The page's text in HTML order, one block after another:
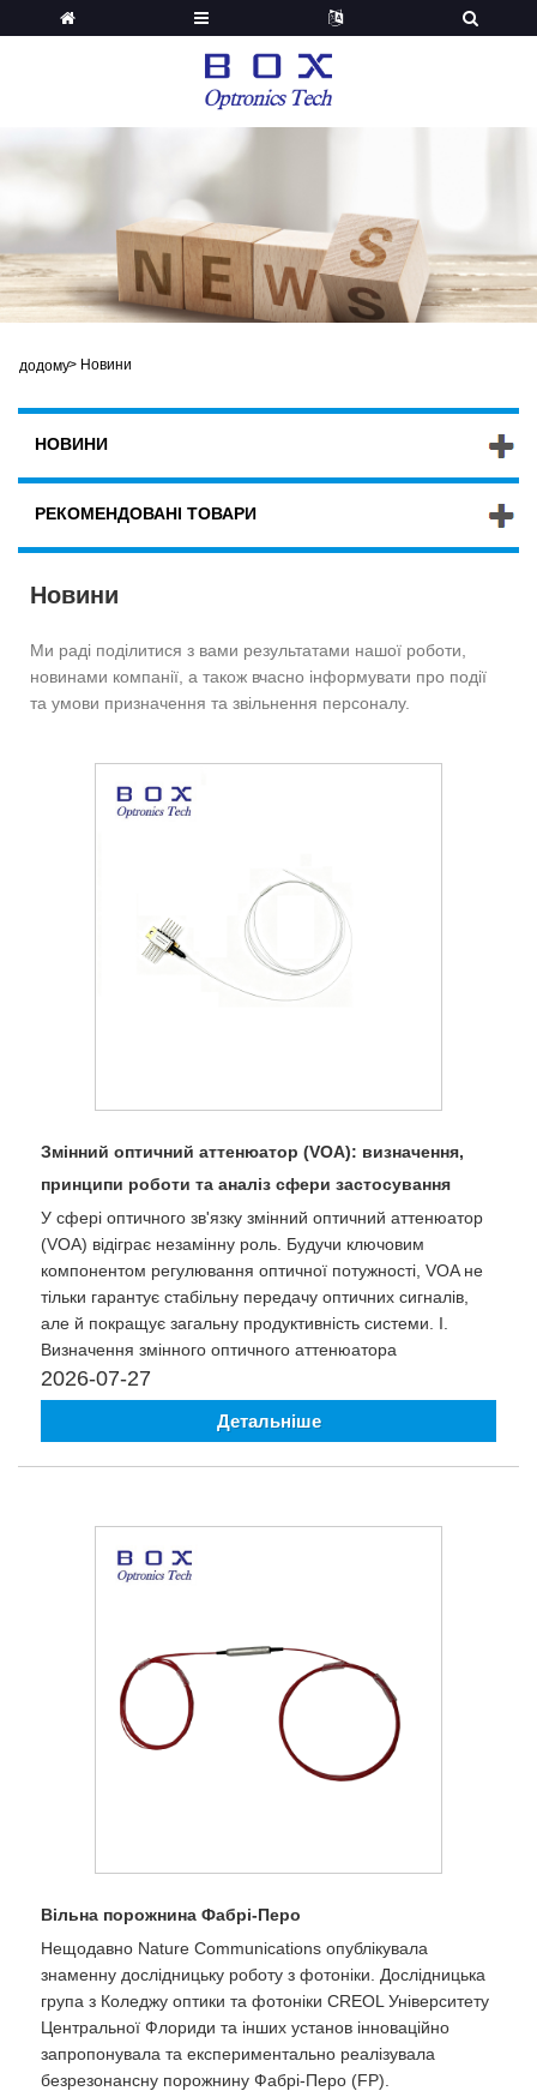
додому> Новини
НОВИНИ
РЕКОМЕНДОВАНІ ТОВАРИ
Новини
Ми раді поділитися з вами результатами нашої роботи,
новинами компанії, а також вчасно інформувати про події
та умови призначення та звільнення персоналу.
Змінний оптичний аттенюатор (VOA): визначення,
принципи роботи та аналіз сфери застосування
У сфері оптичного зв'язку змінний оптичний аттенюатор
(VOA) відіграє незамінну роль. Будучи ключовим
компонентом регулювання оптичної потужності, VOA не
тільки гарантує стабільну передачу оптичних сигналів,
але й покращує загальну продуктивність системи. I.
Визначення змінного оптичного аттенюатора
2026-07-27
Детальніше
Вільна порожнина Фабрі-Перо
Нещодавно Nature Communications опублікувала
знаменну дослідницьку роботу з фотоніки. Дослідницька
група з Коледжу оптики та фотоніки CREOL Університету
Центральної Флориди та інших установ інноваційно
запропонувала та експериментально реалізувала
безрезонансну порожнину Фабрі-Перо (FP).